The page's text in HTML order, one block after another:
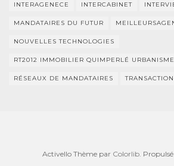
INTERAGENECE INTERCABINET
MANDATAIRES DU FUTUR
NOUVELLES TECHNOLOGIES
RT2012 IMMOBILIER QUIMPERLÉ
RÉSEAUX DE MANDATAIRES
Activello Thème par Colorlib.